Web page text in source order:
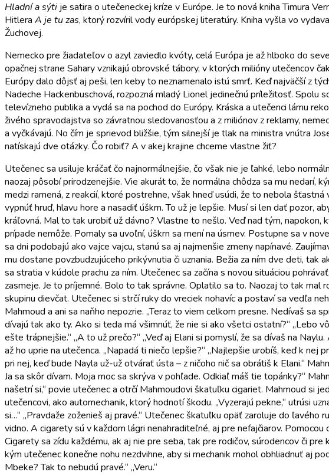
Hladní a sýti je satira o utečeneckej kríze v Európe. Je to nová kniha Timura
Hitlera A je tu zas, ktorý rozvíril vody európskej literatúry. Kniha vyšla vo
Žuchovej.
Nemecko pre žiadateľov o azyl zaviedlo kvóty, celá Európa je až hlboko do
opačnej strane Sahary vznikajú obrovské tábory, v ktorých milióny utečencov
Európy dalo dôjsť aj peši, len keby to neznamenalo istú smrť. Keď najväčší z
Nadeche Hackenbuschová, rozpozná mladý Lionel jedinečnú príležitosť.
televízneho publika a vydá sa na pochod do Európy. Kráska a utečenci lámu
živého spravodajstva so závratnou sledovanosťou a z miliónov z reklamy,
a vyčkávajú. No čím je sprievod bližšie, tým silnejší je tlak na ministra vnútra
natískajú dve otázky. Čo robiť? A v akej krajine chceme vlastne žiť?
Utečenec sa usiluje kráčať čo najnormálnejšie, čo však nie je ľahké, lebo
naozaj pôsobí prirodzenejšie. Vie akurát to, že normálna chôdza sa mu nedarí,
medzi ramená, z reakcií, ktoré postrehne, však hneď usúdi, že to nebola
vypnúť hruď, hlavu hore a nasadiť úškrn. To už je lepšie. Musí si len dať pozor,
kráľovná. Mal to tak urobiť už dávno? Vlastne to nešlo. Veď nad tým,
prípade nemôže. Pomaly sa uvoľní, úškrn sa mení na úsmev. Postupne sa v
sa dni podobajú ako vajce vajcu, stanú sa aj najmenšie zmeny napínavé.
mu dostane povzbudzujúceho prikývnutia či uznania. Bežia za ním dve deti,
sa stratia v kúdole prachu za ním. Utečenec sa začína s novou situáciou
zasmeje. Je to príjemné. Bolo to tak správne. Oplatilo sa to. Naozaj to tak mal
skupinu dievčat. Utečenec si strčí ruky do vreciek nohavíc a postaví sa vedľa
Mahmoud a ani sa naňho nepozrie. „Teraz to viem celkom presne. Nedívaš sa
dívajú tak ako ty. Ako si teda má všimnúť, že nie si ako všetci ostatní?“ „Lebo
ešte trápnejšie.“ „A to už prečo?“ „Veď aj Elani si pomyslí, že sa dívaš na
až ho uprie na utečenca. „Napadá ti niečo lepšie?“ „Najlepšie urobíš, keď k
pri nej, keď bude Nayla už-už otvárať ústa – z ničoho nič sa obrátiš k Elani.“
Ja sa skôr dívam. Moja moc sa skrýva v pohľade. Odkiaľ máš tie topánky?“
našetrí si,“ povie utečenec a otrčí Mahmoudovi škatuľku cigariet. Mahmoud si
utečencovi, ako automechanik, ktorý hodnotí škodu. „Vyzerajú pekne,“ utrúsi
si…“ „Pravdaže zoženieš aj pravé.“ Utečenec škatuľku opäť zaroluje do
vidno. A cigarety sú v každom lágri nenahraditeľné, aj pre nefajčiarov.
Cigarety sa zídu každému, ak aj nie pre seba, tak pre rodičov, súrodencov či
kým utečenec konečne nohu nezdvihne, aby si mechanik mohol obhliadnuť aj
Mbeke? Tak to nebudú pravé.“ „Veru.“